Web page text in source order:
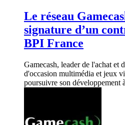
Le réseau
signature d’un
BPI France
Gamecash, leader de l'achat et
d'occasion multimédia et jeux
poursuivre son développement